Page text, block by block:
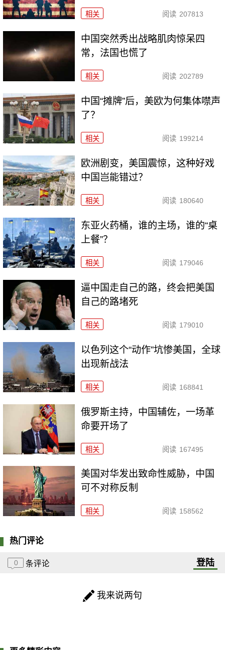
相关 阅读 207813
中国突然秀出战略肌肉惊呆四
常，法国也慌了
相关 阅读 202789
中国“摊牌”后，美欧为何集体噤声
了？
相关 阅读 199214
欧洲剧变，美国震惊，这种好戏
中国岂能错过？
相关 阅读 180640
东亚火药桶，谁的主场，谁的“桌
上餐”？
相关 阅读 179046
逼中国走自己的路，终会把美国
自己的路堵死
相关 阅读 179010
以色列这个“动作”坑惨美国，全球
出现新战法
相关 阅读 168841
俄罗斯主持，中国辅佐，一场革
命要开场了
相关 阅读 167495
美国对华发出致命性威胁，中国
可不对称反制
相关 阅读 158562
热门评论
0 条评论 登陆
我来说两句